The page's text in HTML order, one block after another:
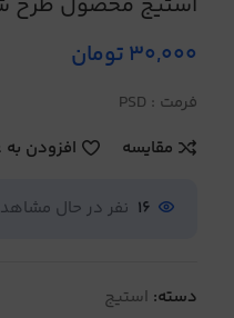
30,000تومان
فرمت : PSD
مقایسه
افزودن
16 نفر در حال
دسته: استیج